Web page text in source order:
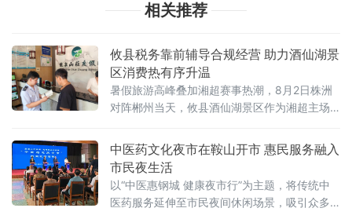
相关推荐
攸县税务靠前辅导合规经营 助力酒仙湖景
区消费热有序升温
暑假旅游高峰叠加湘超赛事热潮，8月2日株洲
对阵郴州当天，攸县酒仙湖景区作为湘超主场
凉、亲水游玩加上赛事助兴，点燃了酒仙湖畔
的消费热潮。
中医药文化夜市在鞍山开市 惠民服务融入
市民夜生活
以“中医惠钢城 健康夜市行”为主题，将传统中
医药服务延伸至市民夜间休闲场景，吸引众多